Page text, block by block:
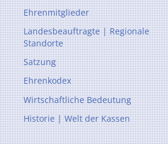
Ehrenmitglieder
Landesbeauftragte | Regionale
Standorte
Satzung
Ehrenkodex
Wirtschaftliche Bedeutung
Historie | Welt der Kassen